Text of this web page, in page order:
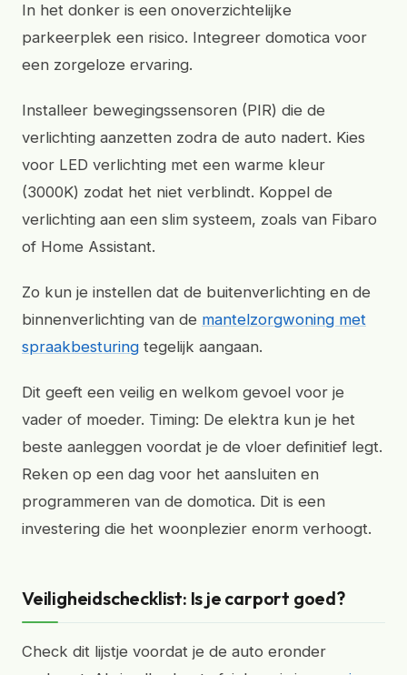
In het donker is een onoverzichtelijke
parkeerplek een risico. Integreer domotica voor
een zorgeloze ervaring.
Installeer bewegingssensoren (PIR) die de
verlichting aanzetten zodra de auto nadert. Kies
voor LED verlichting met een warme kleur
(3000K) zodat het niet verblindt. Koppel de
verlichting aan een slim systeem, zoals van Fibaro
of Home Assistant.
Zo kun je instellen dat de buitenverlichting en de
binnenverlichting van de mantelzorgwoning met
spraakbesturing tegelijk aangaan.
Dit geeft een veilig en welkom gevoel voor je
vader of moeder. Timing: De elektra kun je het
beste aanleggen voordat je de vloer definitief legt.
Reken op een dag voor het aansluiten en
programmeren van de domotica. Dit is een
investering die het woonplezier enorm verhoogt.
Veiligheidschecklist: Is je carport goed?
Check dit lijstje voordat je de auto eronder